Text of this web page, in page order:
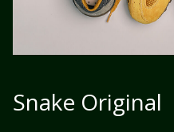
Snake Original